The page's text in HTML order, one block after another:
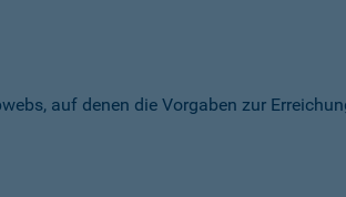
auf denen die Vorgaben zur